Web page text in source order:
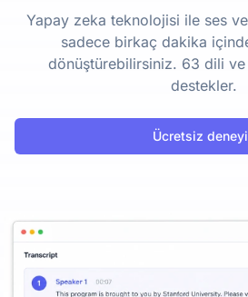
Yapay zeka teknolojisi ile ses ve
sadece birkaç dakika
dönüştürebilirsiniz. 63 dili ve
destekler.
Ücretsiz